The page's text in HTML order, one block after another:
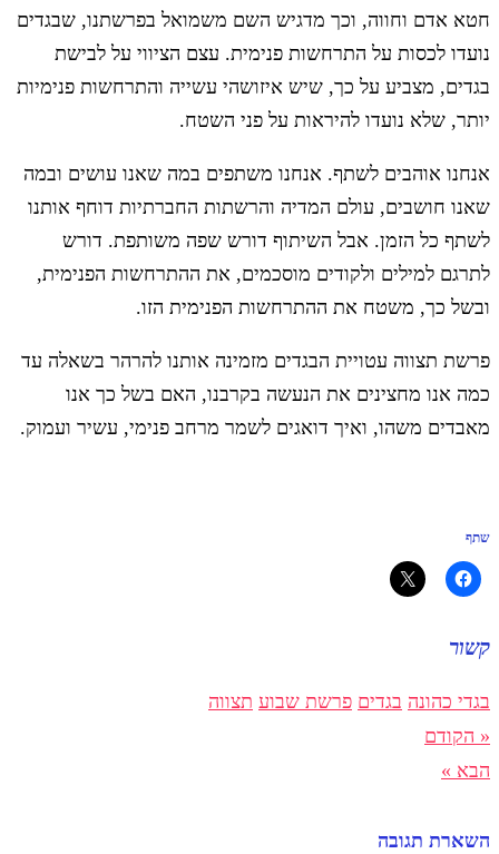
חטא אדם וחווה, וכך מדגיש השם משמואל בפרשתנו, שבגדים
נועדו לכסות על התרחשות פנימית. עצם הציווי על לבישת
בגדים, מצביע על כך, שיש איזושהי עשייה והתרחשות פנימיות
יותר, שלא נועדו להיראות על פני השטח.
אנחנו אוהבים לשתף. אנחנו משתפים במה שאנו עושים ובמה
שאנו חושבים, עולם המדיה והרשתות החברתיות דוחף אותנו
לשתף כל הזמן. אבל השיתוף דורש שפה משותפת. דורש
לתרגם למילים ולקודים מוסכמים, את ההתרחשות הפנימית,
ובשל כך, משטח את ההתרחשות הפנימית הזו.
פרשת תצווה עטויית הבגדים מזמינה אותנו להרהר בשאלה עד
כמה אנו מחצינים את הנעשה בקרבנו, האם בשל כך אנו
מאבדים משהו, ואיך דואגים לשמר מרחב פנימי, עשיר ועמוק.
שתף
קשור
בגדי כהונה בגדים פרשת שבוע תצווה
« הקודם
הבא »
השארת תגובה